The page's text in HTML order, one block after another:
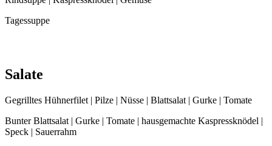
Tagessuppe
Salate
Gegrilltes Hühnerfilet | Pilze | Nüsse | Blattsalat | Gurke | Tomate
Bunter Blattsalat | Gurke | Tomate | hausgemachte Kaspressknödel |
Speck | Sauerrahm